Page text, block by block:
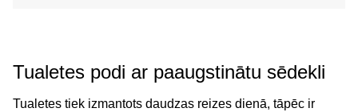
Tualetes podi ar paaugstinātu sēdekli
Tualetes tiek izmantots daudzas reizes dienā, tāpēc ir